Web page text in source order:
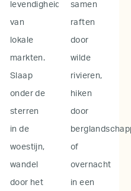
levendigheid
van
lokale
markten.
Slaap
onder de
sterren
in de
woestijn,
wandel
door het
samen
raften
door
wilde
rivieren,
hiken
door
of
overnacht
in een